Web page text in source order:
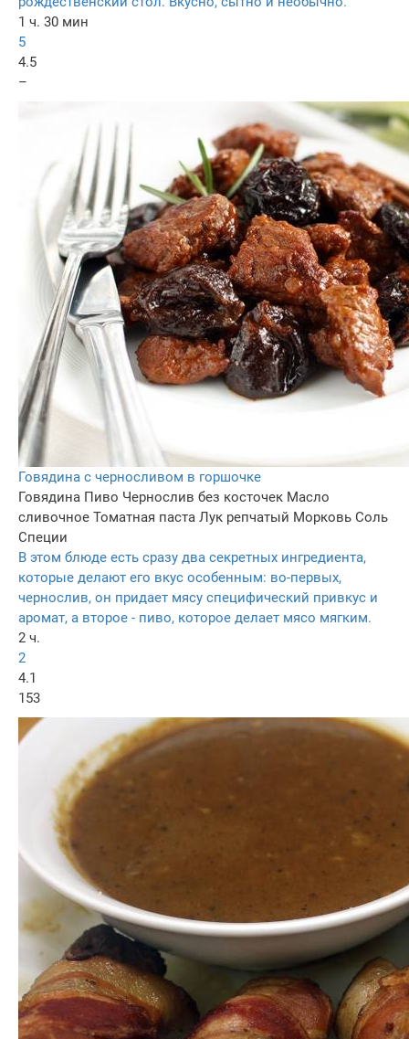
1 ч. 30 мин
5
4.5
–
Говядина с черносливом в горшочке
Говядина Пиво Чернослив без косточек Масло
сливочное Томатная паста Лук репчатый Морковь Соль
Специи
В этом блюде есть сразу два секретных ингредиента,
которые делают его вкус особенным: во-первых,
чернослив, он придает мясу специфический привкус и
аромат, а второе - пиво, которое делает мясо мягким.
2 ч.
2
4.1
153